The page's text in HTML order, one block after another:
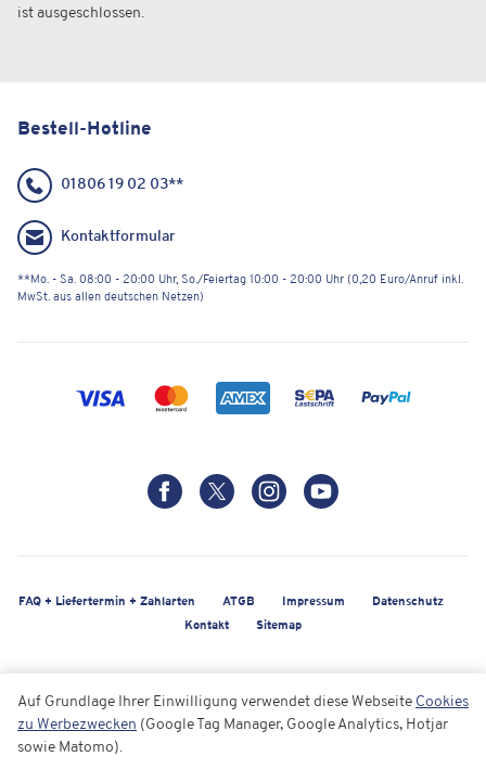
ist ausgeschlossen.
Bestell-Hotline
01806 19 02 03**
Kontaktformular
**Mo. - Sa. 08:00 - 20:00 Uhr, So./Feiertag 10:00 - 20:00 Uhr (0,20 Euro/Anruf inkl.
MwSt. aus allen deutschen Netzen)
FAQ + Liefertermin + Zahlarten ATGB Impressum
Datenschutz
Kontakt
Sitemap
Auf Grundlage Ihrer Einwilligung verwendet diese Webseite Cookies
zu Werbezwecken (Google Tag Manager, Google Analytics, Hotjar
sowie Matomo).